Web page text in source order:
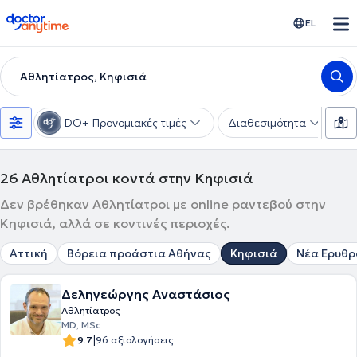
doctoranytime EL
Αθλητίατρος, Κηφισιά
DO+ Προνομιακές τιμές Διαθεσιμότητα
26 Αθλητίατροι κοντά στην Κηφισιά
Δεν βρέθηκαν Αθλητίατροι με online ραντεβού στην
Κηφισιά, αλλά σε κοντινές περιοχές.
Αττική Βόρεια προάστια Αθήνας Κηφισιά Νέα
Δεληγεώργης Αναστάσιος
Αθλητίατρος
MD, MSc
9.7|96 αξιολογήσεις